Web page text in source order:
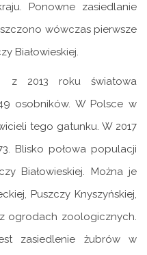
Ponowne zasiedlanie
wówczas pierwsze
Białowieskiej.
z 2013 roku światowa
osobników. W Polsce w
tego gatunku. W 2017
Blisko połowa populacji
Białowieskiej. Można je
Puszczy Knyszyńskiej,
ogrodach zoologicznych.
zasiedlenie żubrów w